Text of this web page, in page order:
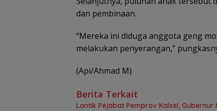
dan pembinaan.
“Mereka ini diduga anggota geng
melakukan penyerangan,”
(Api/Ahmad M)
Berita Terkait
Lantik Pejabat Pemprov Kalsel,